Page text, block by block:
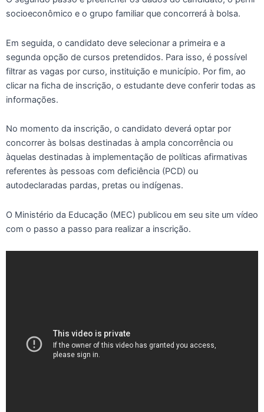
socioeconômico e o grupo familiar que concorrerá à bolsa.
Em seguida, o candidato deve selecionar a primeira e a
segunda opção de cursos pretendidos. Para isso, é possível
filtrar as vagas por curso, instituição e município. Por fim, ao
clicar na ficha de inscrição, o estudante deve conferir todas as
informações.
No momento da inscrição, o candidato deverá optar por
concorrer às bolsas destinadas à ampla concorrência ou
àquelas destinadas à implementação de políticas afirmativas
referentes às pessoas com deficiência (PCD) ou
autodeclaradas pardas, pretas ou indígenas.
O Ministério da Educação (MEC) publicou em seu site um vídeo
com o passo a passo para realizar a inscrição.